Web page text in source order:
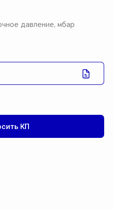
давление, мбар
КП